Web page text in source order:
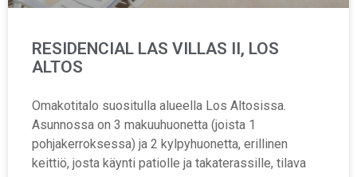
RESIDENCIAL LAS VILLAS II, LOS
ALTOS
Omakotitalo suositulla alueella Los Altosissa.
Asunnossa on 3 makuuhuonetta (joista 1
pohjakerroksessa) ja 2 kylpyhuonetta, erillinen
keittiö, josta käynti patiolle ja takaterassille, tilava